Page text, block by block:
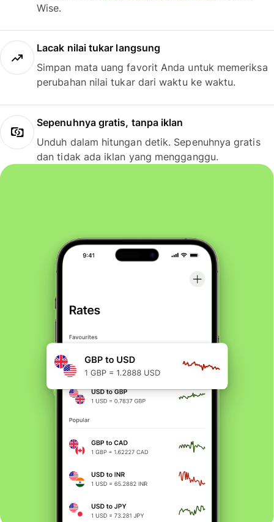
Wise.
Lacak nilai tukar langsung
Simpan mata uang favorit Anda untuk memeriksa
perubahan nilai tukar dari waktu ke waktu.
Sepenuhnya gratis, tanpa iklan
Unduh dalam hitungan detik. Sepenuhnya gratis
dan tidak ada iklan yang mengganggu.